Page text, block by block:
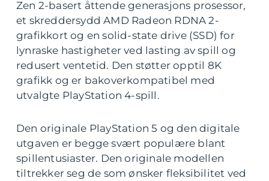
Zen 2-basert åttende generasjons prosessor,
et skreddersydd AMD Radeon RDNA 2-
grafikkort og en solid-state drive (SSD) for
lynraske hastigheter ved lasting av spill og
redusert ventetid. Den støtter opptil 8K
grafikk og er bakoverkompatibel med
utvalgte PlayStation 4-spill.
Den originale PlayStation 5 og den digitale
utgaven er begge svært populære blant
spillentusiaster. Den originale modellen
tiltrekker seg de som ønsker fleksibilitet ved